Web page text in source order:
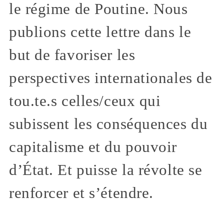
le régime de Poutine. Nous
publions cette lettre dans le
but de favoriser les
perspectives internationales de
tou.te.s celles/ceux qui
subissent les conséquences du
capitalisme et du pouvoir
d’État. Et puisse la révolte se
renforcer et s’étendre.